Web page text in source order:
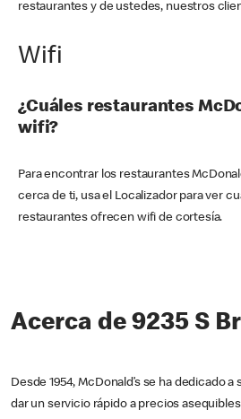
restaurantes y de ustedes, nuestros
Wifi
¿Cuáles restaurantes
wifi?
Para encontrar los restaurantes
cerca de ti, usa el Localizador para ver
restaurantes ofrecen wifi de cortesía.
Acerca de 9235 S
Desde 1954, McDonald’s se ha dedicado
dar un servicio rápido a precios